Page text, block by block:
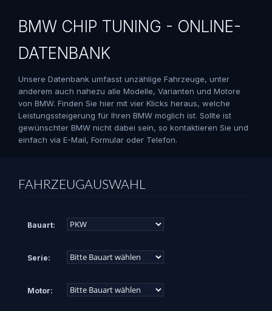
BMW CHIP TUNING - ONLINE-
DATENBANK
Unsere Datenbank umfasst unzählige Fahrzeuge, unter
anderem auch nahezu alle Modelle, Varianten und Motore
von BMW. Finden Sie hier mit vier Klicks heraus, welche
Leistungssteigerung für Ihren BMW möglich ist. Sollte ist
gewünschter BMW nicht dabei sein, so kontaktieren Sie und
einfach via E-Mail, Formular oder Telefon.
FAHRZEUGAUSWAHL
Bauart:
Serie:
Motor: